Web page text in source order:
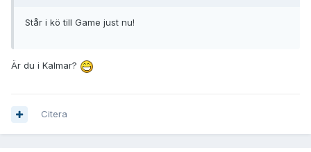
Står i kö till Game just nu!
Är du i Kalmar?
Citera